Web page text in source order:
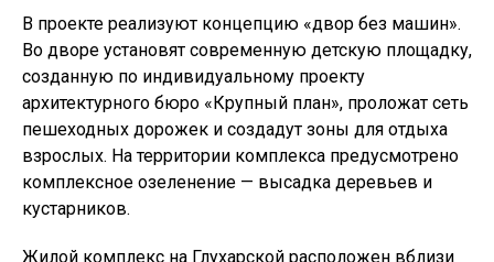
В проекте реализуют концепцию «двор без машин».
Во дворе установят современную детскую площадку,
созданную по индивидуальному проекту
архитектурного бюро «Крупный план», проложат сеть
пешеходных дорожек и создадут зоны для отдыха
взрослых. На территории комплекса предусмотрено
комплексное озеленение — высадка деревьев и
кустарников.
Жилой комплекс на Глухарской расположен вблизи